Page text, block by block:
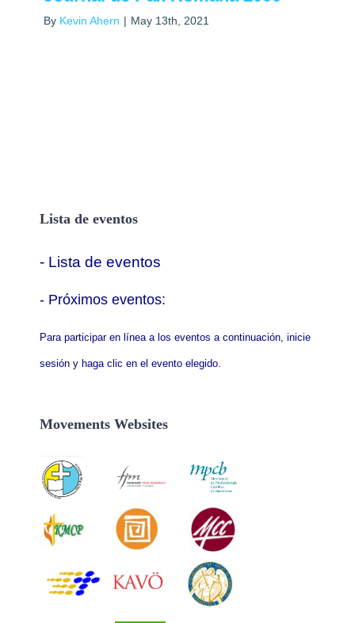
By Kevin Ahern | May 13th, 2021
Lista de eventos
- Lista de eventos
- Próximos eventos:
Para participar en línea a los eventos a continuación, inicie
sesión y haga clic en el evento elegido.
Movements Websites